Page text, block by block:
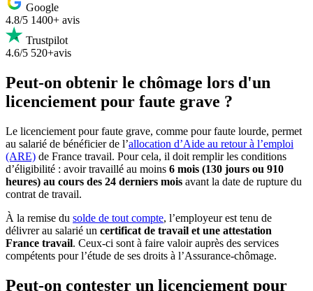
Google
4.8/5 1400+ avis
Trustpilot
4.6/5 520+avis
Peut-on obtenir le chômage lors d'un
licenciement pour faute grave ?
Le licenciement pour faute grave, comme pour faute lourde, permet
au salarié de bénéficier de l’allocation d’Aide au retour à l’emploi
(ARE) de France travail. Pour cela, il doit remplir les conditions
d’éligibilité : avoir travaillé au moins 6 mois (130 jours ou 910
heures) au cours des 24 derniers mois avant la date de rupture du
contrat de travail.
À la remise du solde de tout compte, l’employeur est tenu de
délivrer au salarié un certificat de travail et une attestation
France travail. Ceux-ci sont à faire valoir auprès des services
compétents pour l’étude de ses droits à l’Assurance-chômage.
Peut-on contester un licenciement pour